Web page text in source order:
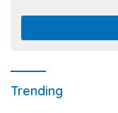
Trending